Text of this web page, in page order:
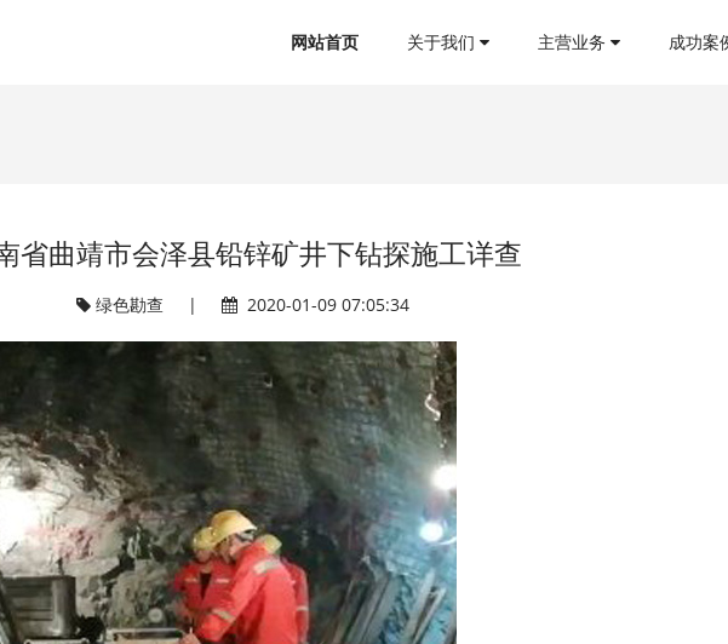
网站首页 关于我们 主营业务 成功案
省曲靖市会泽县铅锌矿井下钻探施工详查
绿色勘查 | 2020-01-09 07:05:34